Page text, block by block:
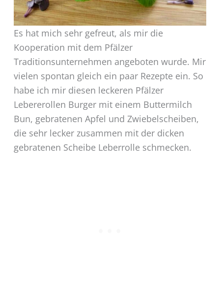
Es hat mich sehr gefreut, als mir die
Kooperation mit dem Pfälzer
Traditionsunternehmen angeboten wurde. Mir
vielen spontan gleich ein paar Rezepte ein. So
habe ich mir diesen leckeren Pfälzer
Lebererollen Burger mit einem Buttermilch
Bun, gebratenen Apfel und Zwiebelscheiben,
die sehr lecker zusammen mit der dicken
gebratenen Scheibe Leberrolle schmecken.